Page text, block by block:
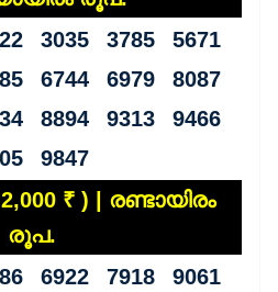
3035 3785 5671
6744 6979 8087
8894 9313 9466
9847
₹ ) | രണ്ടായിരം
രൂപ.
6922 7918 9061